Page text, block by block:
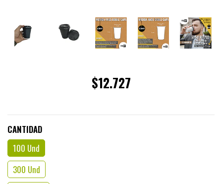
$12.727
CANTIDAD
100 Und
300 Und